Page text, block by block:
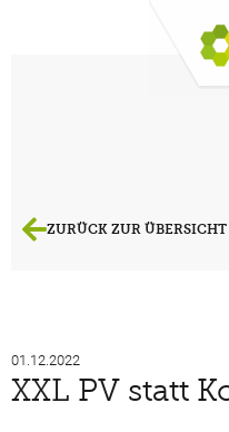
ZURÜCK ZUR ÜBERSICHT
01.12.2022
XXL PV statt